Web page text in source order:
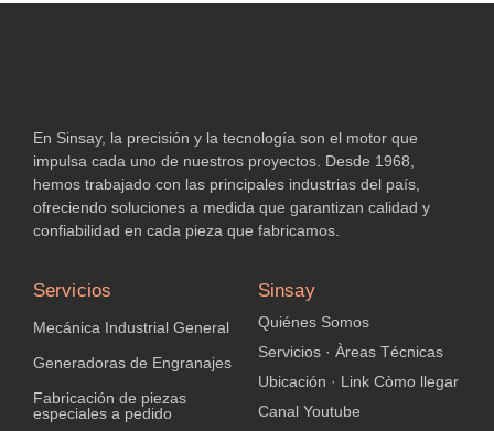
En Sinsay, la precisión y la tecnología son el motor que
impulsa cada uno de nuestros proyectos. Desde 1968,
hemos trabajado con las principales industrias del país,
ofreciendo soluciones a medida que garantizan calidad y
confiabilidad en cada pieza que fabricamos.
Servicios
Mecánica Industrial General​
Generadoras de Engranajes​
Fabricación de piezas
especiales a pedido​
Sinsay
Quiénes Somos
Servicios · Àreas Técnicas
Ubicación · Link Còmo llegar
Canal Youtube